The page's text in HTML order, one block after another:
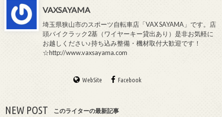
VAXSAYAMA
埼玉県狭山市のスポーツ自転車店「VAX SAYAMA」です。店
頭バイクラック2基（ワイヤーキー貸出あり）是非お気軽に
お越しください♪持ち込み整備・機材取付大歓迎です！
☆http://www.vaxsayama.com
WebSite Facebook
NEW POST このライターの最新記事